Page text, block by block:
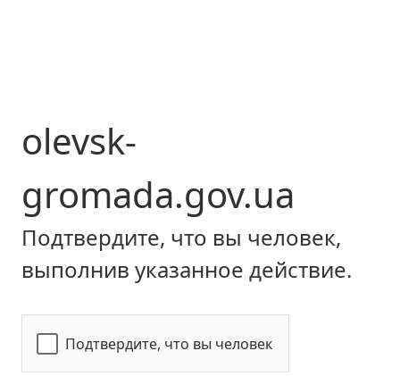
olevsk-
gromada.gov.ua
Подтвердите, что вы человек,
выполнив указанное действие.
Подтвердите, что вы человек